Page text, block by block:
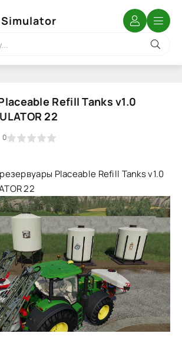
Refill Tanks v1.0
22
0
Placeable Refill Tanks v1.0
22